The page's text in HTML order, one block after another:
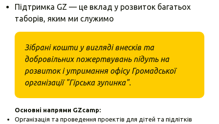
Підтримка GZ — це вклад у розвиток багатьох
таборів, яким ми служимо
Зібрані кошти у вигляді внесків та
добровільних пожертвувань підуть на
розвиток і утримання офісу Громадської
організації "Гірська зупинка".
Основні напрями GZcamp:
Організація та проведення проектів для дітей та підлітків